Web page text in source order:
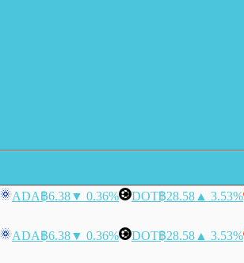
ADA฿6.38▼ 0.36% DOT฿28.58 ▲ 3.53%
ADA฿6.38▼ 0.36% DOT฿28.58 ▲ 3.53%